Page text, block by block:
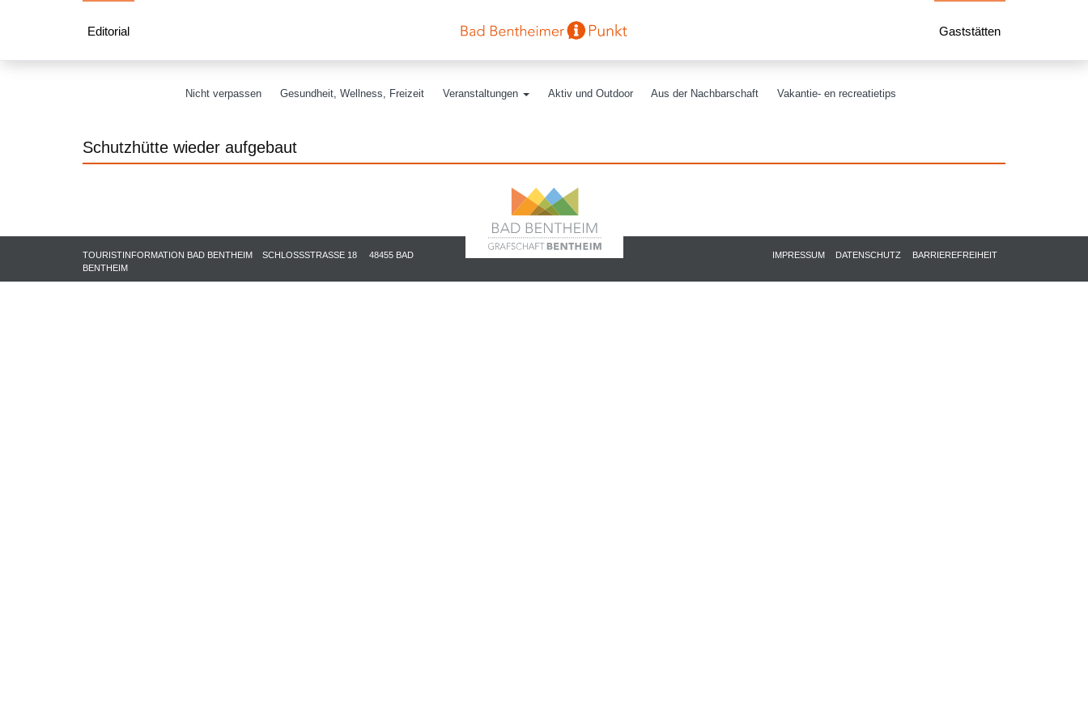
Editorial Gaststätten
Nicht verpassen Gesundheit, Wellness, Freizeit Veranstaltungen Aktiv und Outdoor Aus der Nachbarschaft Vakantie- en recreatietips
Schutzhütte wieder aufgebaut
IMPRESSUM DATENSCHUTZ BARRIEREFREIHEIT
TOURISTINFORMATION BAD BENTHEIM SCHLOSSSTRASSE 18 48455 BAD
BENTHEIM